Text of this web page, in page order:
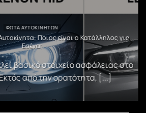
ΦΏΤΑ ΑΥΤΟΚΙΝΉΤΩΝ
Ποιος είναι ο Κατάλληλος για
Εσένα;
βασικό στοιχείο ασφάλειας στο
από την ορατότητα, [...]